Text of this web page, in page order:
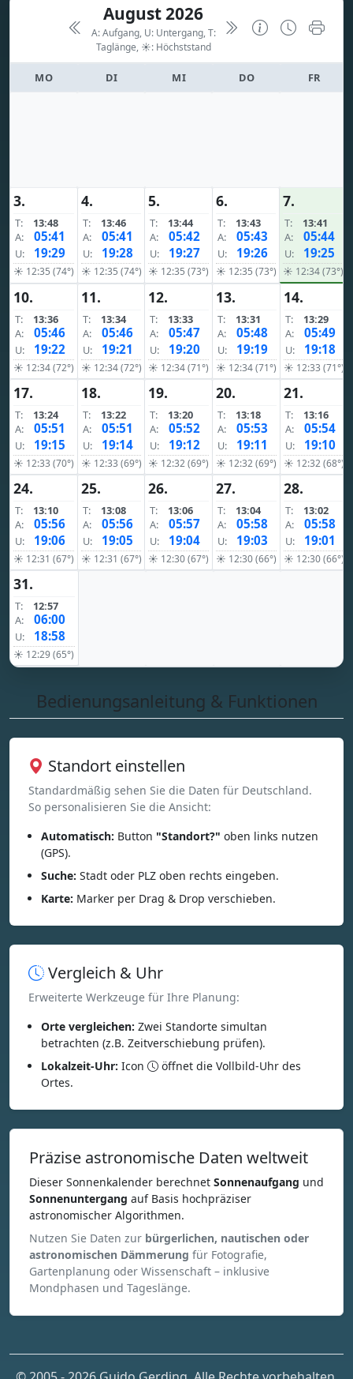
August 2026
A: Aufgang, U: Untergang, T:
Taglänge, ☀: Höchststand
MO DI MI DO FR
3.
T:
13:48
A:
05:41
U: 19:29
☀ 12:35 (74°)
4.
T:
13:46
A:
05:41
U: 19:28
☀ 12:35 (74°)
5.
T:
13:44
A:
05:42
U: 19:27
☀ 12:35 (73°)
6.
T:
13:43
A:
05:43
U: 19:26
☀ 12:35 (73°)
7.
T:
13:41
A:
05:44
U: 19:25
☀ 12:34 (73°)
10.
T:
13:36
A:
05:46
U: 19:22
☀ 12:34 (72°)
11.
T:
13:34
A:
05:46
U: 19:21
☀ 12:34 (72°)
12.
T:
13:33
A:
05:47
U: 19:20
☀ 12:34 (71°)
13.
T:
13:31
A:
05:48
U: 19:19
☀ 12:34 (71°)
14.
T:
13:29
A:
05:49
U: 19:18
☀ 12:33 (71°)
17.
T:
13:24
A:
05:51
U: 19:15
☀ 12:33 (70°)
18.
T:
13:22
A:
05:51
U: 19:14
☀ 12:33 (69°)
19.
T:
13:20
A:
05:52
U: 19:12
☀ 12:32 (69°)
20.
T:
13:18
A:
05:53
U: 19:11
☀ 12:32 (69°)
21.
T:
13:16
A:
05:54
U: 19:10
☀ 12:32 (68°)
24.
T:
13:10
A:
05:56
U: 19:06
☀ 12:31 (67°)
25.
T:
13:08
A:
05:56
U: 19:05
☀ 12:31 (67°)
26.
T:
13:06
A:
05:57
U: 19:04
☀ 12:30 (67°)
27.
T:
13:04
A:
05:58
U: 19:03
☀ 12:30 (66°)
28.
T:
13:02
A:
05:58
U: 19:01
☀ 12:30 (66°)
31.
T:
12:57
A:
06:00
U: 18:58
☀ 12:29 (65°)
Bedienungsanleitung & Funktionen
Standort einstellen
Standardmäßig sehen Sie die Daten für Deutschland.
So personalisieren Sie die Ansicht:
Automatisch: Button "Standort?" oben links nutzen
(GPS).
Suche: Stadt oder PLZ oben rechts eingeben.
Karte: Marker per Drag & Drop verschieben.
Vergleich & Uhr
Erweiterte Werkzeuge für Ihre Planung:
Orte vergleichen: Zwei Standorte simultan
betrachten (z.B. Zeitverschiebung prüfen).
Lokalzeit-Uhr: Icon
öffnet die Vollbild-Uhr des
Ortes.
Präzise astronomische Daten weltweit
Dieser Sonnenkalender berechnet Sonnenaufgang und
Sonnenuntergang auf Basis hochpräziser
astronomischer Algorithmen.
Nutzen Sie Daten zur bürgerlichen, nautischen oder
astronomischen Dämmerung für Fotografie,
Gartenplanung oder Wissenschaft – inklusive
Mondphasen und Tageslänge.